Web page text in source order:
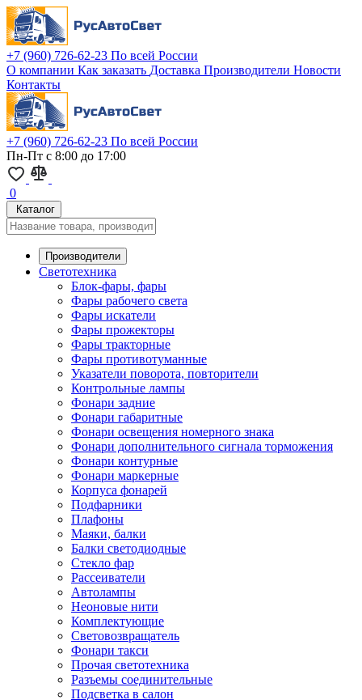
+7 (960) 726-62-23 По всей России
О компании Как заказать Доставка Производители Новости
Контакты
+7 (960) 726-62-23 По всей России
Пн-Пт с 8:00 до 17:00
0
Каталог
Производители
Светотехника
Блок-фары, фары
Фары рабочего света
Фары искатели
Фары прожекторы
Фары тракторные
Фары противотуманные
Указатели поворота, повторители
Контрольные лампы
Фонари задние
Фонари габаритные
Фонари освещения номерного знака
Фонари дополнительного сигнала торможения
Фонари контурные
Фонари маркерные
Корпуса фонарей
Подфарники
Плафоны
Маяки, балки
Балки светодиодные
Стекло фар
Рассеиватели
Автолампы
Неоновые нити
Комплектующие
Световозвращатель
Фонари такси
Прочая светотехника
Разъемы соединительные
Подсветка в салон